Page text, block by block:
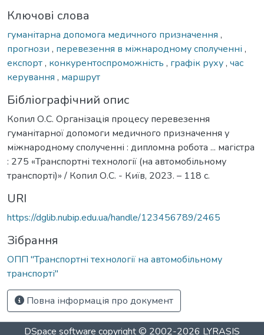
Ключові слова
гуманітарна допомога медичного призначення ,
прогнози , перевезення в міжнародному сполученні ,
експорт, конкурентоспроможність , графік руху, час
керування , маршрут
Бібліографічний опис
Копил О.С. Організація процесу перевезення
гуманітарної допомоги медичного призначення у
міжнародному сполученні : дипломна робота ... магістра
: 275 «Транспортні технології (на автомобільному
транспорті)» / Копил О.С. - Київ, 2023. – 118 с.
URI
https://dglib.nubip.edu.ua/handle/123456789/2465
Зібрання
ОПП "Транспортні технології на автомобільному
транспорті"
Повна інформація про документ
DSpace software copyright © 2002-2026 LYRASIS